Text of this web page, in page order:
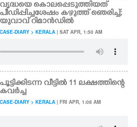
വൃദ്ധയെ കൊലപ്പെടുത്തിയത്
പീഡിപ്പിച്ചശേഷം കഴുത്ത് ഞെരിച്ച്;
യുവാവ് റിമാൻഡിൽ
CASE-DIARY > KERALA | SAT APR, 1:50 AM
പൂട്ടിക്കിടന്ന വീട്ടിൽ 11 ലക്ഷത്തിന്റെ
കവർച്ച
CASE-DIARY > KERALA | FRI APR, 1:08 AM